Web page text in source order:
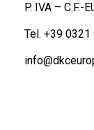
P. IVA – C.F.-
Tel. +39 0321